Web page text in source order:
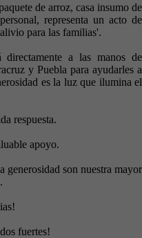
de arroz, casa insumo de
representa un acto de
para las familias'.
a las manos de
y Puebla para ayudarles a
es la luz que ilumina el
respuesta.
apoyo.
generosidad son nuestra mayor
fuertes!